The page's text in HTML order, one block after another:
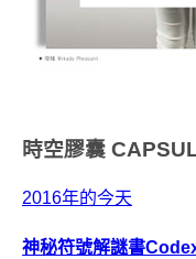
時空膠囊
2016年的今天
神秘符號解謎書